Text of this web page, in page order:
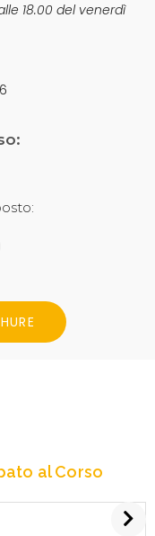
18.00 del venerdì
al Corso